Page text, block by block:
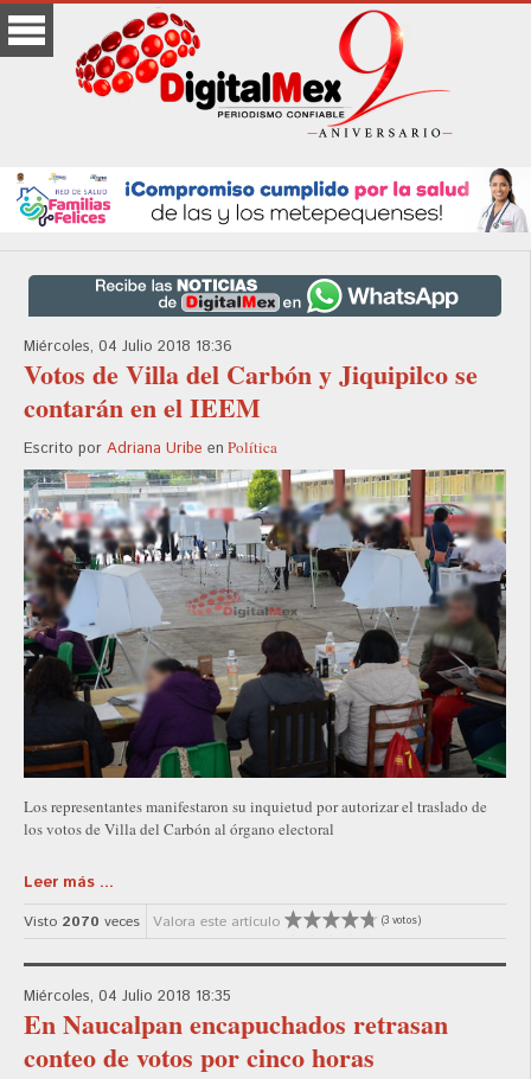
Miércoles, 04 Julio 2018 18:36
Votos de Villa del Carbón y Jiquipilco se
contarán en el IEEM
Escrito por Adriana Uribe en Política
Los representantes manifestaron su inquietud por autorizar el traslado de
los votos de Villa del Carbón al órgano electoral
Leer más ...
Visto 2070 veces Valora este artículo (3 votos)
Miércoles, 04 Julio 2018 18:35
En Naucalpan encapuchados retrasan
conteo de votos por cinco horas